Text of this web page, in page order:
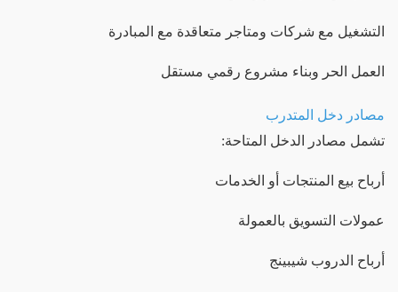
التشغيل مع شركات ومتاجر متعاقدة مع المبادرة
العمل الحر وبناء مشروع رقمي مستقل
مصادر دخل المتدرب
تشمل مصادر الدخل المتاحة:
أرباح بيع المنتجات أو الخدمات
عمولات التسويق بالعمولة
أرباح الدروب شيبينج